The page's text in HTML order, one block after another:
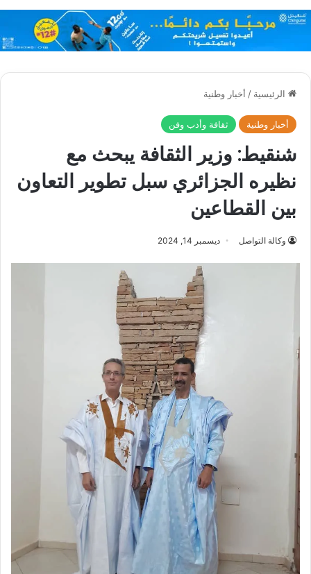
الرئيسية / أخبار وطنية
أخبار وطنية ثقافة وأدب وفن
شنقيط: وزير الثقافة يبحث مع
نظيره الجزائري سبل تطوير التعاون
بين القطاعين
وكالة التواصل ديسمبر 14, 2024